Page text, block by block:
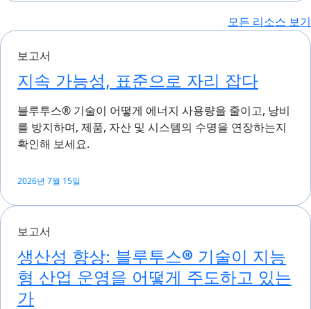
모든 리소스 보기
보고서
지속 가능성, 표준으로 자리 잡다
블루투스® 기술이 어떻게 에너지 사용량을 줄이고, 낭비
를 방지하며, 제품, 자산 및 시스템의 수명을 연장하는지
확인해 보세요.
2026년 7월 15일
보고서
생산성 향상: 블루투스® 기술이 지능
형 산업 운영을 어떻게 주도하고 있는
가